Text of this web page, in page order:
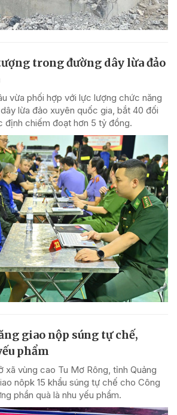
trong đường dây lừa đảo
vừa phối hợp với lực lượng chức năng
lừa đảo xuyên quốc gia, bắt 40 đối
định chiếm đoạt hơn 5 tỷ đồng.
giao nộp súng tự chế,
phẩm
vùng cao Tu Mơ Rông, tỉnh Quảng
nôpk 15 khẩu súng tự chế cho Công
phần quà là nhu yếu phẩm.